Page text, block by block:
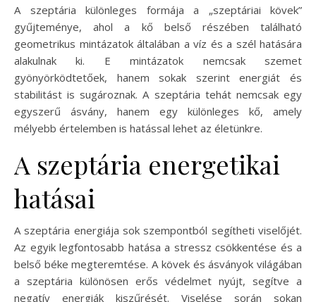
A szeptária különleges formája a „szeptáriai kövek”
gyűjteménye, ahol a kő belső részében található
geometrikus mintázatok általában a víz és a szél hatására
alakulnak ki. E mintázatok nemcsak szemet
gyönyörködtetőek, hanem sokak szerint energiát és
stabilitást is sugároznak. A szeptária tehát nemcsak egy
egyszerű ásvány, hanem egy különleges kő, amely
mélyebb értelemben is hatással lehet az életünkre.
A szeptária energetikai
hatásai
A szeptária energiája sok szempontból segítheti viselőjét.
Az egyik legfontosabb hatása a stressz csökkentése és a
belső béke megteremtése. A kövek és ásványok világában
a szeptária különösen erős védelmet nyújt, segítve a
negatív energiák kiszűrését. Viselése során sokan